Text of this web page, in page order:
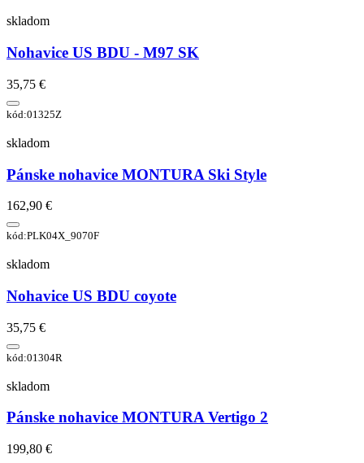
skladom
Nohavice US BDU - M97 SK
35,75 €
kód:01325Z
skladom
Pánske nohavice MONTURA Ski Style
162,90 €
kód:PLK04X_9070F
skladom
Nohavice US BDU coyote
35,75 €
kód:01304R
skladom
Pánske nohavice MONTURA Vertigo 2
199,80 €